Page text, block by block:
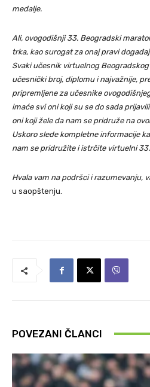
medalje.
Ali, ovogodišnji 33. Beogradski
trka, kao surogat za onaj pravi
Svaki učesnik virtuelnog
učesnički broj, diplomu i najvažnije,
pripremljene za učesnike
imaće svi oni koji su se do sada
oni koji žele da nam se pridruže na
Uskoro slede kompletne informacije
nam se pridružite i istrčite virtuelni
Hvala vam na podršci i razumevanju,
u saopštenju.
POVEZANI ČLANCI